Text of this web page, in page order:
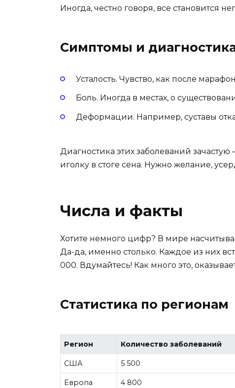
Иногда, честно говоря, все становится
Симптомы и
Усталость. Чувство, как после
Боль. Иногда в местах, о
Деформации. Например, суставы
Диагностика этих заболеваний
иголку в стоге сена. Нужно желание,
Числа и факты
Хотите немного цифр? В мире
Да-да, именно столько. Каждое из них
000. Вдумайтесь! Как много это,
Статистика по регионам
Регион Количество заболеваний
США 5 500
Европа 4 800